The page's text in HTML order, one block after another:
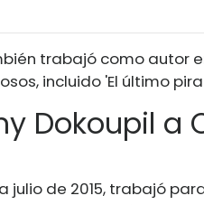
trabajó como autor
incluido 'El último
Dokoupil a
julio de 2015, trabajó